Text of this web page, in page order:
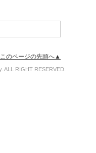
このページの先頭へ▲
ALL RIGHT RESERVED.